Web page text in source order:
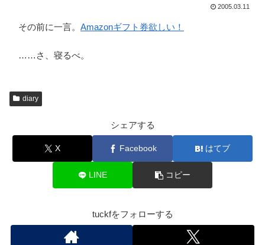
2005.03.11
その前に一言。 Amazonギフト券欲しい！
……さ、寝るべ。
diary
シェアする
X Facebook はてブ
LINE コピー
tuckfをフォローする